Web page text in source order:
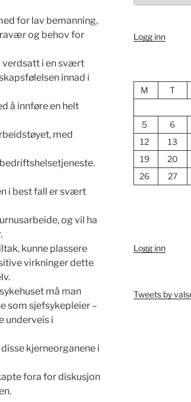
for lav bemanning,
og behov for
verdsatt i en svært
innad i
å innføre en helt
med
i best fall er svært
og vil ha
kunne plassere
virkninger dette
må man
som sjefsykepleier –
underveis i
kjerneorganene i
fora for diskusjon
Logg inn
M T
5
6
12
13
19
20
26
27
Logg inn
Tweets by